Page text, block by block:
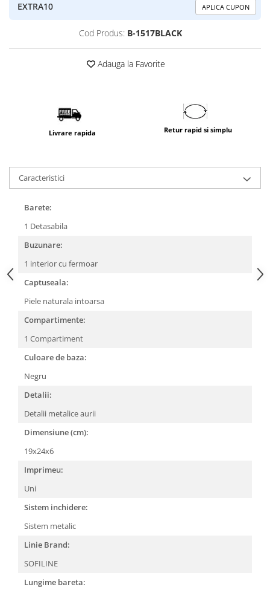
EXTRA10 APLICA CUPON
Cod Produs: B-1517BLACK
Adauga la Favorite
Livrare rapida Retur rapid si simplu
Caracteristici
Barete:
1 Detasabila
Buzunare:
1 interior cu fermoar
Captuseala:
Piele naturala intoarsa
Compartimente:
1 Compartiment
Culoare de baza:
Negru
Detalii:
Detalii metalice aurii
Dimensiune (cm):
19x24x6
Imprimeu:
Uni
Sistem inchidere:
Sistem metalic
Linie Brand:
SOFILINE
Lungime bareta: